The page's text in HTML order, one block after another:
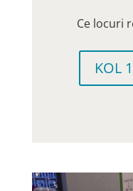
Ce locuri
KOL